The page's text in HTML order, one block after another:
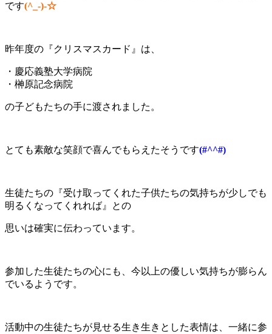
です(^_-)-☆
昨年度の『クリスマスカード』は、
・慶応義塾大学病院
・榊原記念病院
の子どもたちの手に渡されました。
とても素敵な笑顔で喜んでもらえたそうです(#^^#)
生徒たちの『受け取ってくれた子供たちの気持ちが少しでも
明るくなってくれれば』との
思いは確実に伝わっています。
参加した生徒たちの心にも、今以上の優しい気持ちが膨らん
でいるようです。
活動中の生徒たちが見せる生き生きとした表情は、一緒に参